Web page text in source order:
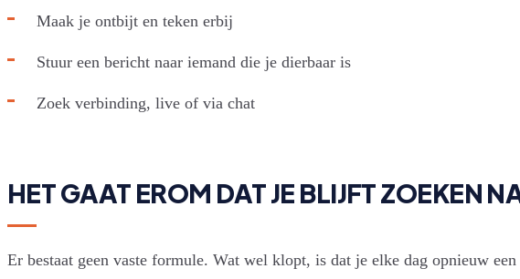
Maak je ontbijt en teken erbij
Stuur een bericht naar iemand die je dierbaar is
Zoek verbinding, live of via chat
HET GAAT EROM DAT JE BLIJFT ZOEKEN
Er bestaat geen vaste formule. Wat wel klopt, is dat je elke dag opnieuw